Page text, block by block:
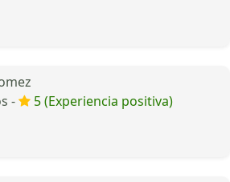
-
5 (Experiencia positiva)